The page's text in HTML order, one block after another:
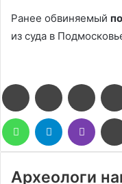
Ранее обвиняемый
из суда в
FacebookTwitter
WhatsAppTelegram Viber
Археологи